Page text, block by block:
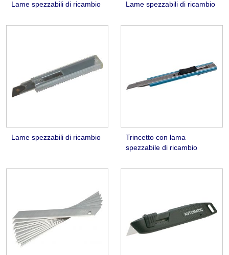
Lame spezzabili di ricambio Lame spezzabili di ricambio
Lame spezzabili di ricambio
Trincetto con lama
spezzabile di ricambio